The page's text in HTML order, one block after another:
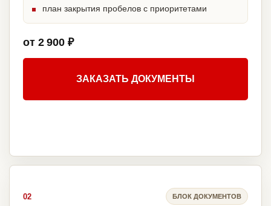
план закрытия пробелов с приоритетами
от 2 900 ₽
ЗАКАЗАТЬ ДОКУМЕНТЫ
02 БЛОК ДОКУМЕНТОВ